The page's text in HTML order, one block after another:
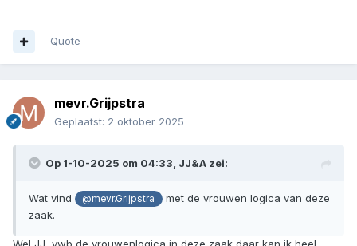
Quote
mevr.Grijpstra
Geplaatst: 2 oktober 2025
Op 1-10-2025 om 04:33, JJ&A zei:
Wat vind @mevr.Grijpstra
met de vrouwen logica van deze
zaak.